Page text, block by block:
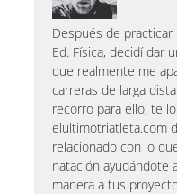
Después de
Ed. Física, decidí dar
que realmente me
carreras de larga
recorro para ello, te
elultimotriatleta.com
relacionado con lo
natación ayudándote
manera a tus